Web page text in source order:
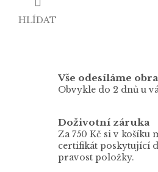
HLÍDAT
Vše odesíláme
Obvykle do 2 dnů u
Doživotní záruka
Za 750 Kč si v košíku
certifikát poskytující
pravost položky.